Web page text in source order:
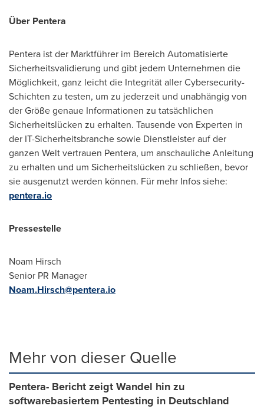
Über Pentera
Pentera ist der Marktführer im Bereich Automatisierte
Sicherheitsvalidierung und gibt jedem Unternehmen die
Möglichkeit, ganz leicht die Integrität aller Cybersecurity-
Schichten zu testen, um zu jederzeit und unabhängig von
der Größe genaue Informationen zu tatsächlichen
Sicherheitslücken zu erhalten. Tausende von Experten in
der IT-Sicherheitsbranche sowie Dienstleister auf der
ganzen Welt vertrauen Pentera, um anschauliche Anleitung
zu erhalten und um Sicherheitslücken zu schließen, bevor
sie ausgenutzt werden können. Für mehr Infos siehe:
pentera.io
Pressestelle
Noam Hirsch
Senior PR Manager
Noam.Hirsch@pentera.io
Mehr von dieser Quelle
Pentera- Bericht zeigt Wandel hin zu
softwarebasiertem Pentesting in Deutschland